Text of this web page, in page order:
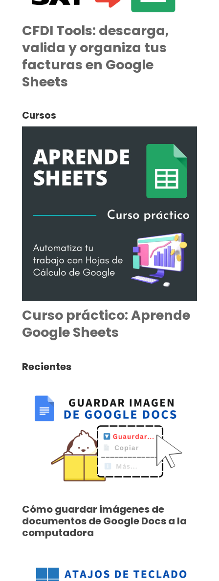
CFDI Tools: descarga,
valida y organiza tus
facturas en Google
Sheets
Cursos
Curso práctico: Aprende
Google Sheets
Recientes
Cómo guardar imágenes de
documentos de Google Docs a la
computadora